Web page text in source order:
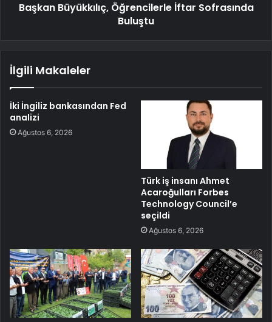
Başkan Büyükkılıç, Öğrencilerle İftar Sofrasında
Buluştu
İlgili Makaleler
İki İngiliz bankasından Fed
analizi
Ağustos 6, 2026
Türk iş insanı Ahmet
Acaroğulları Forbes
Technology Council’e
seçildi
Ağustos 6, 2026